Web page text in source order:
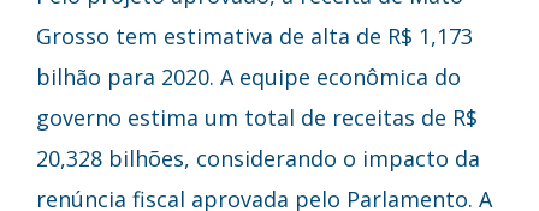
Grosso tem estimativa de alta de R$ 1,173
bilhão para 2020. A equipe econômica do
governo estima um total de receitas de R$
20,328 bilhões, considerando o impacto da
renúncia fiscal aprovada pelo Parlamento. A